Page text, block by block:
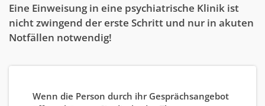
Eine Einweisung in eine psychiatrische Klinik ist
nicht zwingend der erste Schritt und nur in akuten
Notfällen notwendig!
Wenn die Person durch ihr Gesprächsangebot